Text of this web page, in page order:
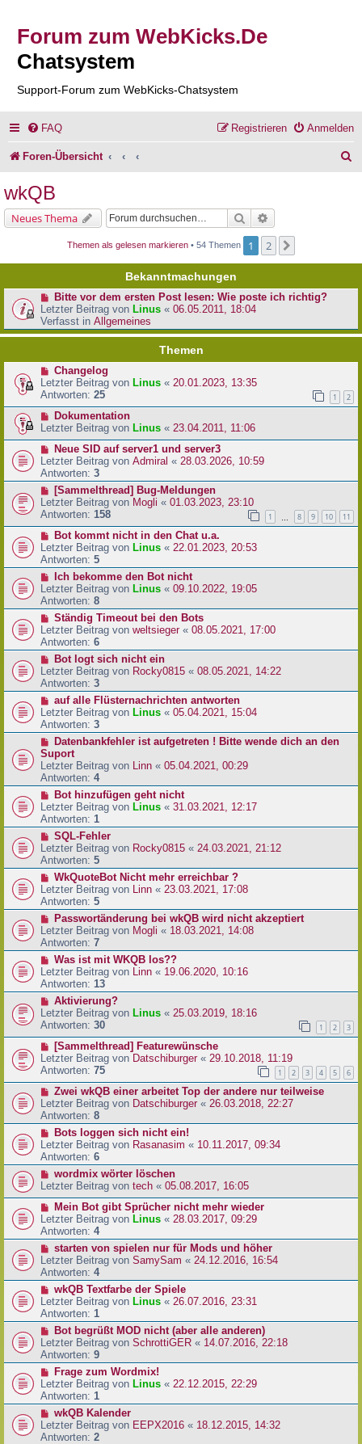
Forum zum WebKicks.De
Chatsystem
Support-Forum zum WebKicks-Chatsystem
FAQ Anmelden
Registrieren
Foren-Übersicht
wkQB
Neues Thema Suche
Themen als gelesen markieren • 54 Themen 1 2
Bekanntmachungen
Bitte vor dem ersten Post lesen: Wie poste ich richtig?
Letzter Beitrag von Linus « 06.05.2011, 18:04
Verfasst in Allgemeines
Themen
Changelog
Letzter Beitrag von Linus « 20.01.2023, 13:35
Antworten: 25 1 2
Dokumentation
Letzter Beitrag von Linus « 23.04.2011, 11:06
Neue SID auf server1 und server3
Letzter Beitrag von Admiral « 28.03.2026, 10:59
Antworten: 3
[Sammelthread] Bug-Meldungen
Letzter Beitrag von Mogli « 01.03.2023, 23:10
Antworten: 158 1 8 9 10 11
Bot kommt nicht in den Chat u.a.
Letzter Beitrag von Linus « 22.01.2023, 20:53
Antworten: 5
Ich bekomme den Bot nicht
Letzter Beitrag von Linus « 09.10.2022, 19:05
Antworten: 8
Ständig Timeout bei den Bots
Letzter Beitrag von weltsieger« 08.05.2021, 17:00
Antworten: 6
Bot logt sich nicht ein
Letzter Beitrag von Rocky0815 « 08.05.2021, 14:22
Antworten: 3
auf alle Flüsternachrichten antworten
Letzter Beitrag von Linus « 05.04.2021, 15:04
Antworten: 3
Datenbankfehler ist aufgetreten ! Bitte wende dich an den
Suport
Letzter Beitrag von
Linn « 05.04.2021, 00:29
Antworten: 4
Bot hinzufügen geht nicht
Letzter Beitrag von Linus « 31.03.2021, 12:17
Antworten: 1
SQL-Fehler
Letzter Beitrag von Rocky0815 « 24.03.2021, 21:12
Antworten: 5
WkQuoteBot Nicht mehr erreichbar ?
Letzter Beitrag von
Linn « 23.03.2021, 17:08
Antworten: 5
Passwortänderung bei wkQB wird nicht akzeptiert
Letzter Beitrag von Mogli « 18.03.2021, 14:08
Antworten: 7
Was ist mit WKQB los??
Letzter Beitrag von
Linn « 19.06.2020, 10:16
Antworten: 13
Aktivierung?
Letzter Beitrag von Linus « 25.03.2019, 18:16
Antworten: 30 1 2 3
[Sammelthread] Featurewünsche
Letzter Beitrag von Datschiburger« 29.10.2018, 11:19
Antworten: 75 1 2 3 4 5 6
Zwei wkQB einer arbeitet Top der andere nur teilweise
Letzter Beitrag von Datschiburger « 26.03.2018, 22:27
Antworten: 8
Bots loggen sich nicht ein!
Letzter Beitrag von Rasanasim « 10.11.2017, 09:34
Antworten: 6
wordmix wörter löschen
Letzter Beitrag von tech « 05.08.2017, 16:05
Mein Bot gibt Sprücher nicht mehr wieder
Letzter Beitrag von Linus « 28.03.2017, 09:29
Antworten: 4
starten von spielen nur für Mods und höher
Letzter Beitrag von SamySam « 24.12.2016, 16:54
Antworten: 4
wkQB Textfarbe der Spiele
Letzter Beitrag von Linus « 26.07.2016, 23:31
Antworten: 1
Bot begrüßt MOD nicht (aber alle anderen)
Letzter Beitrag von SchrottiGER « 14.07.2016, 22:18
Antworten: 9
Frage zum Wordmix!
Letzter Beitrag von Linus « 22.12.2015, 22:29
Antworten: 1
wkQB Kalender
Letzter Beitrag von EEPX2016 « 18.12.2015, 14:32
Antworten: 2